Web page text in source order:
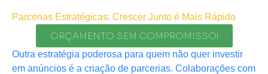
Parcerias Estratégicas: Crescer Junto é Mais Rápido
ORÇAMENTO SEM COMPROMISSO!
Outra estratégia poderosa para quem não quer investir
em anúncios é a criação de parcerias. Colaborações com